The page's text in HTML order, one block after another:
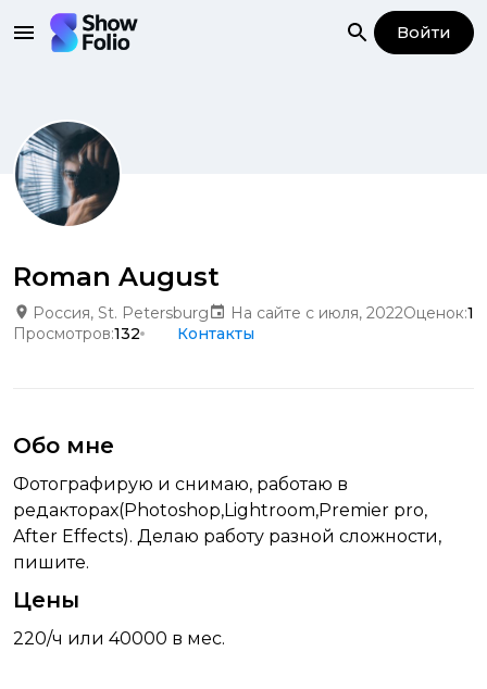
Войти
Roman August
Россия, St. Petersburg На сайте с июля, 2022Оценок:1
Просмотров:132 Контакты
Обо мне
Фотографирую и снимаю, работаю в
редакторах(Photoshop,Lightroom,Premier pro,
After Effects). Делаю работу разной сложности,
пишите.
Цены
220/ч или 40000 в мес.